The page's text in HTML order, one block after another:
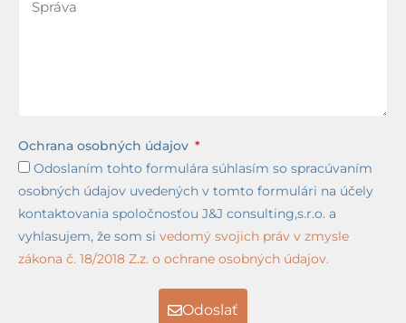
Ochrana osobných údajov
Odoslaním tohto formulára súhlasím so spracúvaním
osobných údajov uvedených v tomto formulári na účely
kontaktovania spoločnosťou J&J consulting,s.r.o. a
vyhlasujem, že som si vedomý svojich práv v zmysle
zákona č. 18/2018 Z.z. o ochrane osobných údajov.
Odoslať